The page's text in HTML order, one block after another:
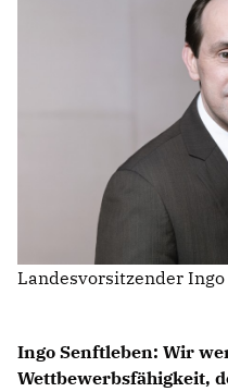
IM
IN DER
IM
IM
75 JAHRE
Ingo Senftleben: Wir
Wettbewerbsfähigkeit,
Landesvorsitzender